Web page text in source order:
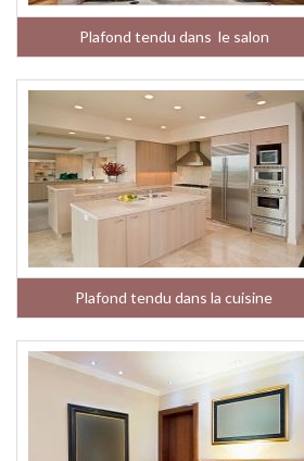
Plafond tendu dans le salon
Plafond tendu dans la cuisine